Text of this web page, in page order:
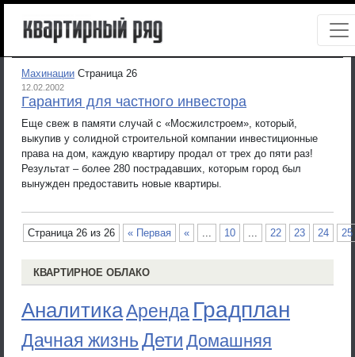
Махинации Страница 26
12.02.2002
Гарантия для частного инвестора
Еще свеж в памяти случай с «Мосжилстроем», который,
выкупив у солидной строительной компании инвестиционные
права на дом, каждую квартиру продал от трех до пяти раз!
Результат – более 280 пострадавших, которым город был
вынужден предоставить новые квартиры.
Страница 26 из 26 « Первая « ... 10 ... 22 23 24 25
КВАРТИРНОЕ ОБЛАКО
АналитикаАренда Градплан
Дачная жизньДети Домашняя